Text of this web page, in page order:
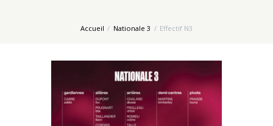
Accueil Nationale 3 Effectif N3